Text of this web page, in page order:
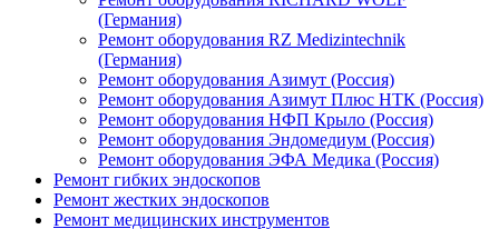
(Германия)
Ремонт оборудования RZ Medizintechnik
(Германия)
Ремонт оборудования Азимут (Россия)
Ремонт оборудования Азимут Плюс НТК (Россия)
Ремонт оборудования НФП Крыло (Россия)
Ремонт оборудования Эндомедиум (Россия)
Ремонт оборудования ЭФА Медика (Россия)
Ремонт гибких эндоскопов
Ремонт жестких эндоскопов
Ремонт медицинских инструментов